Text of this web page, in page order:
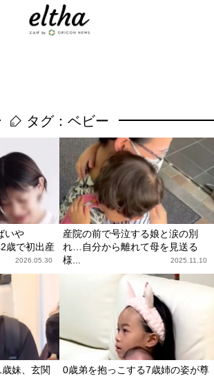
タグ：ベビー
いや
歳で初出産
2026.05.30
産院の前で号泣する娘と涙の別
れ…自分から離れて母を見送る
様...
2025.11.10
妹、玄関
0歳弟を抱っこする7歳姉の姿が尊